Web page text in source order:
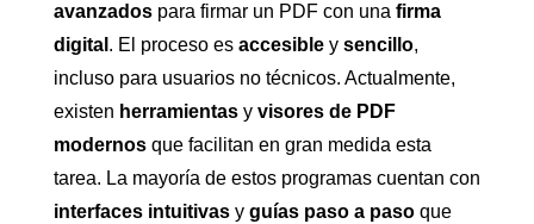
avanzadospara firmar un PDF con una firma
digital . El proceso es accesibley sencillo,
incluso para usuarios no técnicos. Actualmente,
existen herramientasy visores de PDF
modernosque facilitan en gran medida esta
tarea. La mayoría de estos programas cuentan con
interfaces intuitivasy guías paso a pasoque